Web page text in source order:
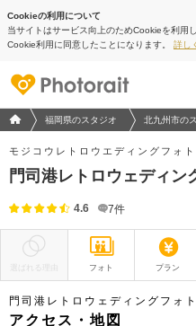
Cookieの利用について
当サイトはサービス向上のためCookieを利用
Cookie利用に同意したことになります。 詳し
フォトウエディング/結婚写真のPhotorait
福岡県のスタジオ 北九州市の
モジコウレトロウエディングフォト
門司港レトロウェディン
4.6 7件
フォト プラン
撮影レポート
門司港レトロウェディングフォ
アクセス・地図